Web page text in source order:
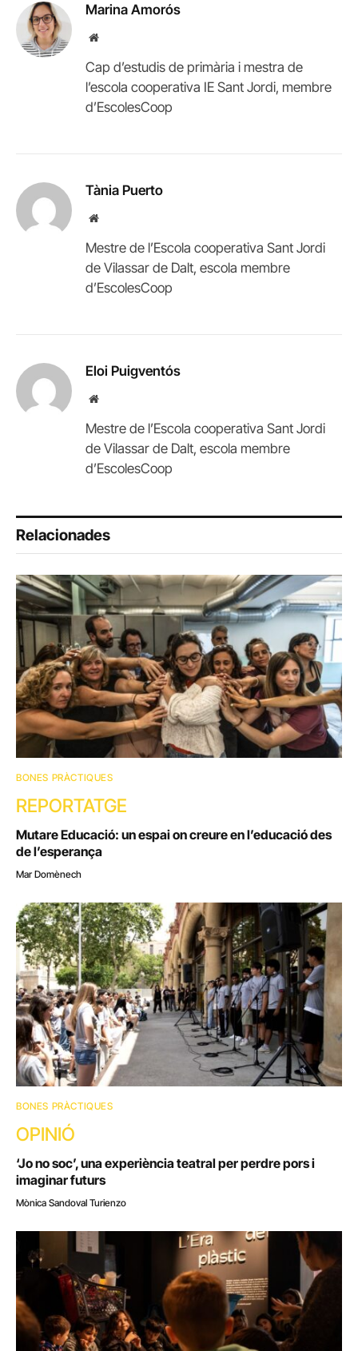
Marina Amorós
Website
Cap d’estudis de primària i mestra de
l’escola cooperativa IE Sant Jordi, membre
d’EscolesCoop
Tània Puerto
Website
Mestre de l’Escola cooperativa Sant Jordi
de Vilassar de Dalt, escola membre
d’EscolesCoop
Eloi Puigventós
Website
Mestre de l’Escola cooperativa Sant Jordi
de Vilassar de Dalt, escola membre
d’EscolesCoop
Relacionades
BONES PRÀCTIQUES
REPORTATGE
Mutare Educació: un espai on creure en l’educació des
de l’esperança
Mar Domènech
BONES PRÀCTIQUES
OPINIÓ
‘Jo no soc’, una experiència teatral per perdre pors i
imaginar futurs
Mònica Sandoval Turienzo